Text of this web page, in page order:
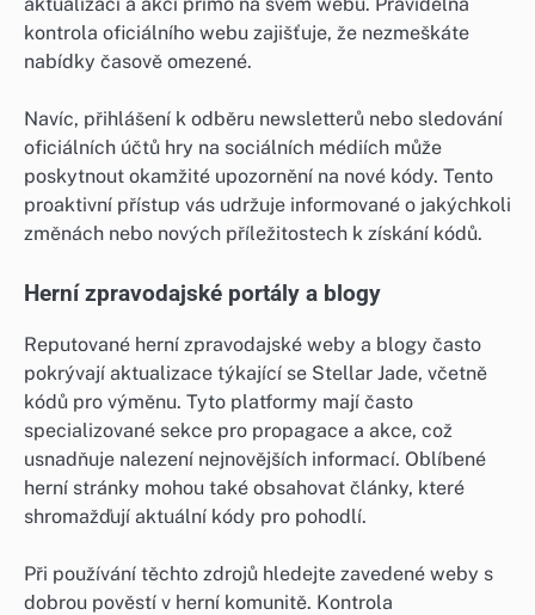
kontrola oficiálního webu zajišťuje, že nezmeškáte
nabídky časově omezené.
Navíc, přihlášení k odběru newsletterů nebo sledování
oficiálních účtů hry na sociálních médiích může
poskytnout okamžité upozornění na nové kódy. Tento
proaktivní přístup vás udržuje informované o jakýchkoli
změnách nebo nových příležitostech k získání kódů.
Herní zpravodajské portály a blogy
Reputované herní zpravodajské weby a blogy často
pokrývají aktualizace týkající se Stellar Jade, včetně
kódů pro výměnu. Tyto platformy mají často
specializované sekce pro propagace a akce, což
usnadňuje nalezení nejnovějších informací. Oblíbené
herní stránky mohou také obsahovat články, které
shromažďují aktuální kódy pro pohodlí.
Při používání těchto zdrojů hledejte zavedené weby s
dobrou pověstí v herní komunitě. Kontrola